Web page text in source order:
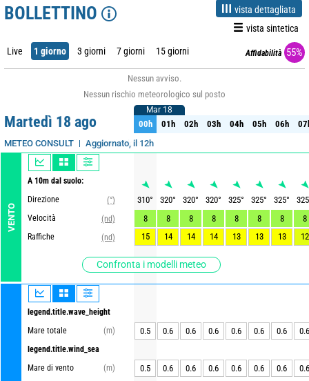
BOLLETTINO
vista dettagliata
vista sintetica
Live 1 giorno 3 giorni 7 giorni 15 giorni Affidabilità 55%
Nessun avviso.
Nessun rischio meteorologico sul posto
Martedì 18 ago
METEO CONSULT Aggiornato, il 12h
VENTO
A 10m dal suolo:
Direzione
(°)
Velocità
(nd)
Raffiche
(nd)
Confronta i modelli meteo
legend.title.wave_height
Mare totale
(m)
legend.title.wind_sea
Mare di vento
(m)
Mar 18
00h 01h 02h 03h 04h 05h 06h
Mar 18
00h 01h 02h 03h 04h 05h 06h
310° 320° 320° 320° 325° 325° 325°
325
8
8 8 8 8 8 8
8
15
14 14 14 13 13 13 12
0.5 0.6 0.6 0.6 0.6 0.6 0.6 0.6
0.5 0.6 0.6 0.6 0.6 0.6 0.6 0.6